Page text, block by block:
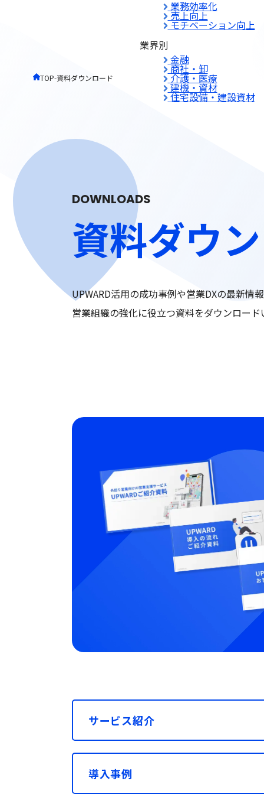
業務効率化
売上向上
モチベーション向上
業界別
金融
商社・卸
介護・医療
建機・資材
住宅設備・建設資材
TOP-資料ダウンロード
DOWNLOADS
資料ダウ
UPWARD活用の成功事例や営業DXの最新情
営業組織の強化に役立つ資料をダウンロード
サービス紹介
導入事例